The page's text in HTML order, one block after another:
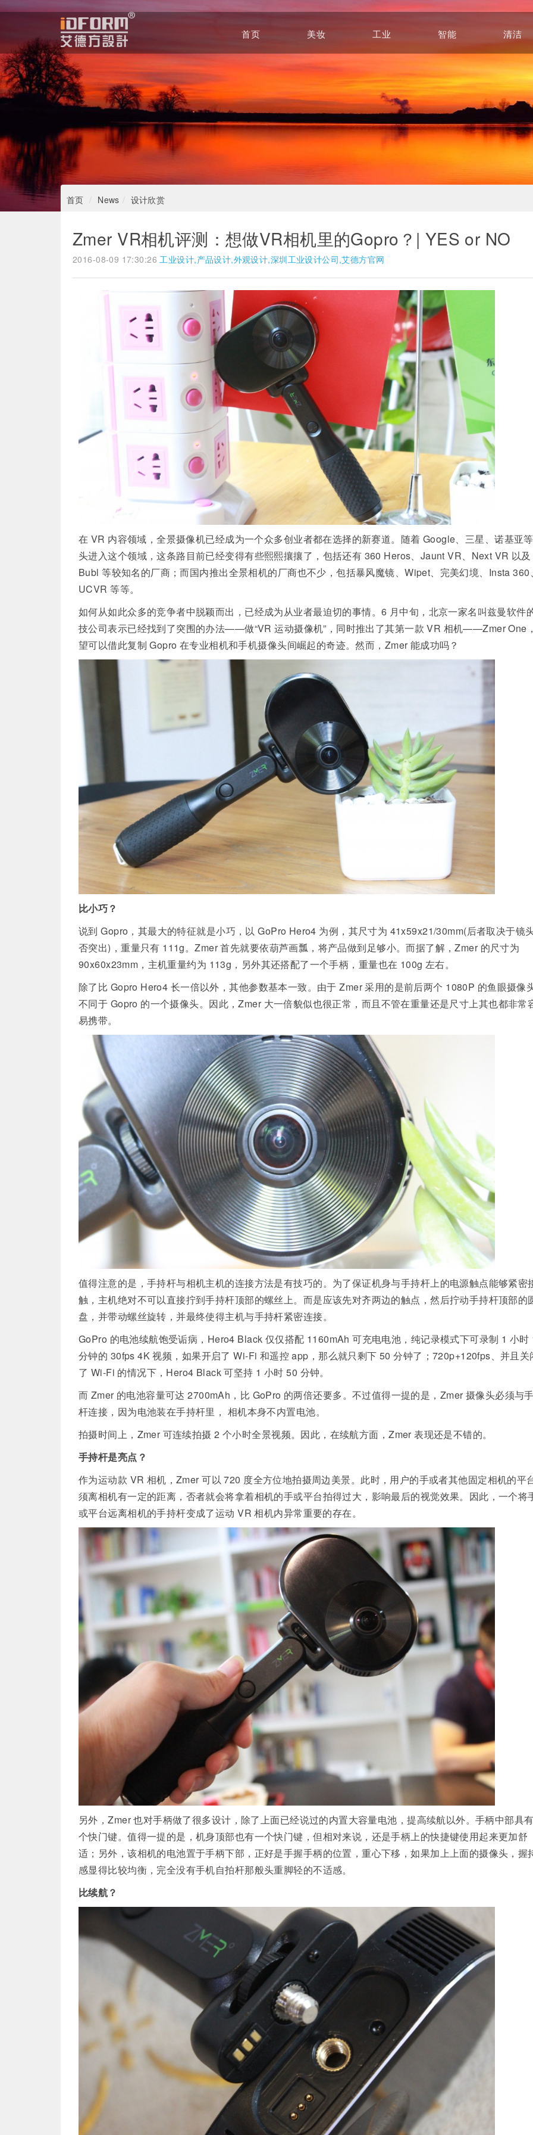
首页
美妆
工业
Intelligence
智能
清洁
首页 News 设计欣赏
Zmer VR相机评测：想做VR相机里的Gopro？| YES or NO
2016-08-09 17:30:26 工业设计,产品设计,外观设计,深圳工业设计公司,艾德方官网
在 VR 内容领域，全景摄像机已经成为一个众多创业者都在选择的新赛道。随着 Google、三星、诺基亚
头进入这个领域，这条路目前已经变得有些熙熙攘攘了，包括还有 360 Heros、Jaunt VR、Next VR 以及
Bubl 等较知名的厂商；而国内推出全景相机的厂商也不少，包括暴风魔镜、Wipet、完美幻境、Insta 360
UCVR 等等。
如何从如此众多的竞争者中脱颖而出，已经成为从业者最迫切的事情。6 月中旬，北京一家名叫兹曼软件
技公司表示已经找到了突围的办法——做“VR 运动摄像机”，同时推出了其第一款 VR 相机——Zmer One
望可以借此复制 Gopro 在专业相机和手机摄像头间崛起的奇迹。然而，Zmer 能成功吗？
比小巧？
说到 Gopro，其最大的特征就是小巧，以 GoPro Hero4 为例，其尺寸为 41x59x21/30mm(后者取决于镜
否突出)，重量只有 111g。Zmer 首先就要依葫芦画瓢，将产品做到足够小。而据了解，Zmer 的尺寸为
90x60x23mm，主机重量约为 113g，另外其还搭配了一个手柄，重量也在 100g 左右。
除了比 Gopro Hero4 长一倍以外，其他参数基本一致。由于 Zmer 采用的是前后两个 1080P 的鱼眼摄像
不同于 Gopro 的一个摄像头。因此，Zmer 大一倍貌似也很正常，而且不管在重量还是尺寸上其也都非常
易携带。
值得注意的是，手持杆与相机主机的连接方法是有技巧的。为了保证机身与手持杆上的电源触点能够紧密
触，主机绝对不可以直接拧到手持杆顶部的螺丝上。而是应该先对齐两边的触点，然后拧动手持杆顶部的
盘，并带动螺丝旋转，并最终使得主机与手持杆紧密连接。
GoPro 的电池续航饱受诟病，Hero4 Black 仅仅搭配 1160mAh 可充电电池，纯记录模式下可录制 1 小时
分钟的 30fps 4K 视频，如果开启了 Wi-Fi 和遥控 app，那么就只剩下 50 分钟了；720p+120fps、并且关
了 Wi-Fi 的情况下，Hero4 Black 可坚持 1 小时 50 分钟。
而 Zmer 的电池容量可达 2700mAh，比 GoPro 的两倍还要多。不过值得一提的是，Zmer 摄像头必须与
杆连接，因为电池装在手持杆里， 相机本身不内置电池。
拍摄时间上，Zmer 可连续拍摄 2 个小时全景视频。因此，在续航方面，Zmer 表现还是不错的。
手持杆是亮点？
作为运动款 VR 相机，Zmer 可以 720 度全方位地拍摄周边美景。此时，用户的手或者其他固定相机的平
须离相机有一定的距离，否者就会将拿着相机的手或平台拍得过大，影响最后的视觉效果。因此，一个将
或平台远离相机的手持杆变成了运动 VR 相机内异常重要的存在。
另外，Zmer 也对手柄做了很多设计，除了上面已经说过的内置大容量电池，提高续航以外。手柄中部具
个快门键。值得一提的是，机身顶部也有一个快门键，但相对来说，还是手柄上的快捷键使用起来更加舒
适；另外，该相机的电池置于手柄下部，正好是手握手柄的位置，重心下移，如果加上上面的摄像头，握
感显得比较均衡，完全没有手机自拍杆那般头重脚轻的不适感。
比续航？